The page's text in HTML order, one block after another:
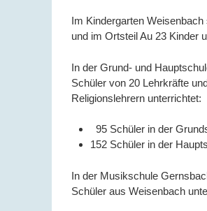
Im Kindergarten Weisenbach
und im Ortsteil Au 23 Kinder
In der Grund- und
Schüler von 20 Lehrkräfte
Religionslehrern unterrichtet:
95 Schüler in der
152 Schüler in der
In der Musikschule
Schüler aus Weisenbach